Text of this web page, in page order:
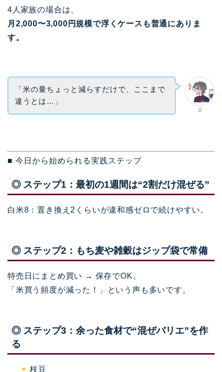
4人家族の場合は、
月2,000〜3,000円規模で浮くケースも普通にありま
す。
父
「米の量ちょっと減らすだけで、ここまで
違うとは…」
■ 今日から始められる実践ステップ
◎ ステップ1：最初の1週間は“2割だけ混ぜる”
白米8：置き換え2くらいが違和感ゼロで続けやすい。
◎ ステップ2：もち麦や雑穀はジップ袋で常備
特売日にまとめ買い → 保存でOK。
「米買う頻度が減った！」という声も多いです。
◎ ステップ3：余った食材で“混ぜバリエ”を作
る
枝豆